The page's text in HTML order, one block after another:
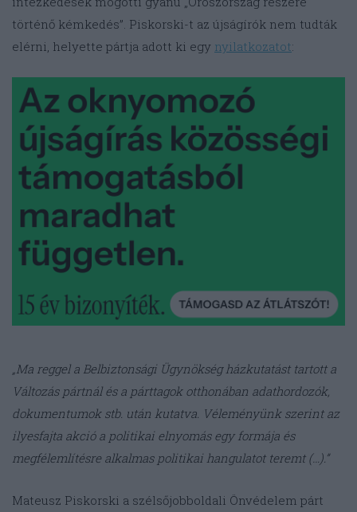
történő kémkedés”. Piskorski-t az újságírók nem tudták
elérni, helyette pártja adott ki egy nyilatkozatot:
„Ma reggel a Belbiztonsági Ügynökség házkutatást tartott a
Változás pártnál és a párttagok otthonában adathordozók,
dokumentumok stb. után kutatva. Véleményünk szerint az
ilyesfajta akció a politikai elnyomás egy formája és
megfélemlítésre alkalmas politikai hangulatot teremt (…).”
Mateusz Piskorski a szélsőjobboldali Önvédelem párt